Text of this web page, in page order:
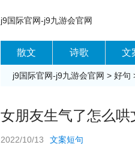
j9国际官网-j9九游会官网
散文 诗歌 文
j9国际官网-j9九游会官网 > 好句
女朋友生气了怎么哄
2022/10/13 文案短句